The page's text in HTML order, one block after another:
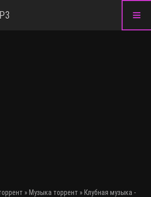
≡
» Музыка торрент » Клубная музыка -